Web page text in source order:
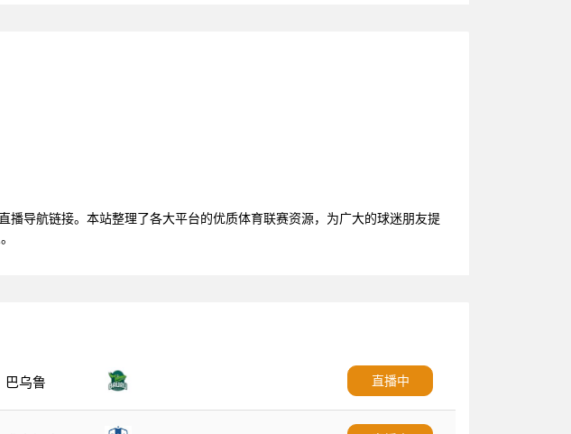
导航链接。本站整理了各大平台的优质体育联赛资源，为广大的球迷朋友提
巴乌鲁 直播中